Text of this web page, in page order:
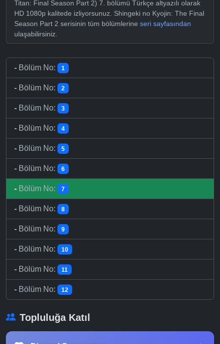
Titan: Final Season Part 2) 7. bölümü Türkçe altyazılı olarak
HD 1080p kalitede izliyorsunuz. Shingeki no Kyojin: The Final
Season Part 2 serisinin tüm bölümlerine seri sayfasından
ulaşabilirsiniz.
- Bölüm No: 1
- Bölüm No: 2
- Bölüm No: 3
- Bölüm No: 4
- Bölüm No: 5
- Bölüm No: 6
- Bölüm No: 7
- Bölüm No: 8
- Bölüm No: 9
- Bölüm No: 10
- Bölüm No: 11
- Bölüm No: 12
Topluluğa Katıl